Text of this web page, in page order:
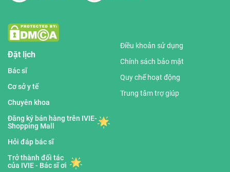
Đặt lịch
Bác sĩ
Cơ sở y tế
Chuyên khoa
Đăng ký bán hàng trên IVIE-
Shopping Mall
Hỏi đáp bác sĩ
Trở thành đối tác
của IVIE - Bác sĩ ơi
Điều khoản sử dụng
Chính sách bảo mật
Quy chế hoạt động
Trung tâm trợ giúp